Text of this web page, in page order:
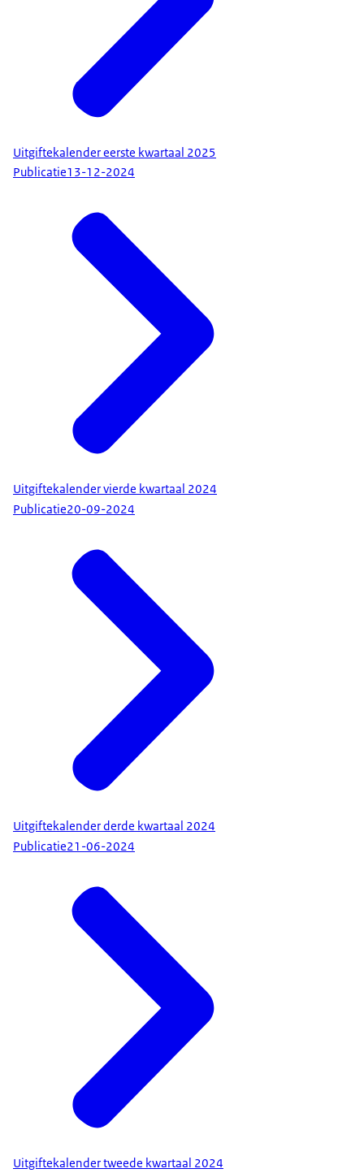
Uitgiftekalender eerste kwartaal 2025
Publicatie13-12-2024
Uitgiftekalender vierde kwartaal 2024
Publicatie20-09-2024
Uitgiftekalender derde kwartaal 2024
Publicatie21-06-2024
Uitgiftekalender tweede kwartaal 2024